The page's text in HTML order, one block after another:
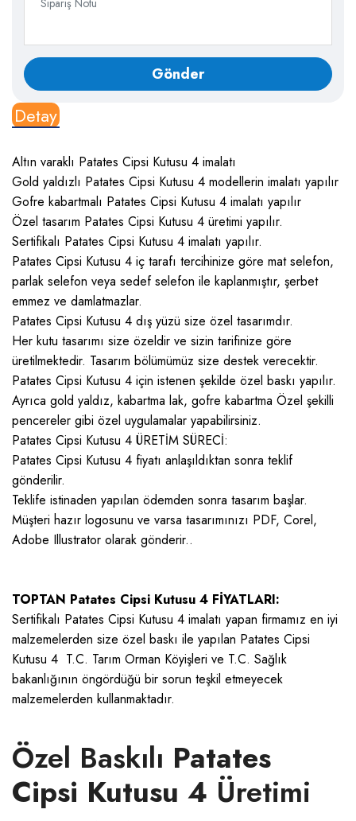
Detay
Altın varaklı Patates Cipsi Kutusu 4 imalatı
Gold yaldızlı Patates Cipsi Kutusu 4 modellerin imalatı yapılır
Gofre kabartmalı Patates Cipsi Kutusu 4 imalatı yapılır
Özel tasarım Patates Cipsi Kutusu 4 üretimi yapılır.
Sertifikalı Patates Cipsi Kutusu 4 imalatı yapılır.
Patates Cipsi Kutusu 4 iç tarafı tercihinize göre mat selefon,
parlak selefon veya sedef selefon ile kaplanmıştır, şerbet
emmez ve damlatmazlar.
Patates Cipsi Kutusu 4 dış yüzü size özel tasarımdır.
Her kutu tasarımı size özeldir ve sizin tarifinize göre
üretilmektedir. Tasarım bölümümüz size destek verecektir.
Patates Cipsi Kutusu 4 için istenen şekilde özel baskı yapılır.
Ayrıca gold yaldız, kabartma lak, gofre kabartma Özel şekilli
pencereler gibi özel uygulamalar yapabilirsiniz.
Patates Cipsi Kutusu 4 ÜRETİM SÜRECİ:
Patates Cipsi Kutusu 4 fiyatı anlaşıldıktan sonra teklif
gönderilir.
Teklife istinaden yapılan ödemden sonra tasarım başlar.
Müşteri hazır logosunu ve varsa tasarımınızı PDF, Corel,
Adobe Illustrator olarak gönderir..
TOPTAN Patates Cipsi Kutusu 4 FİYATLARI:
Sertifikalı Patates Cipsi Kutusu 4 imalatı yapan firmamız en iyi
malzemelerden size özel baskı ile yapılan Patates Cipsi
Kutusu 4 T.C. Tarım Orman Köyişleri ve T.C. Sağlık
bakanlığının öngördüğü bir sorun teşkil etmeyecek
malzemelerden kullanmaktadır.
Özel Baskılı Patates
Cipsi Kutusu 4 Üretimi